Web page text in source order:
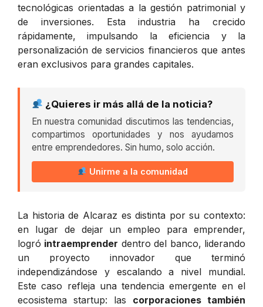
tecnológicas orientadas a la gestión patrimonial y
de inversiones. Esta industria ha crecido
rápidamente, impulsando la eficiencia y la
personalización de servicios financieros que antes
eran exclusivos para grandes capitales.
¿Quieres ir más allá de la noticia?
En nuestra comunidad discutimos las tendencias,
compartimos oportunidades y nos ayudamos
entre emprendedores. Sin humo, solo acción.
Unirme a la comunidad
La historia de Alcaraz es distinta por su contexto:
en lugar de dejar un empleo para emprender,
logró intraemprender dentro del banco, liderando
un proyecto innovador que terminó
independizándose y escalando a nivel mundial.
Este caso refleja una tendencia emergente en el
ecosistema startup: las corporaciones también